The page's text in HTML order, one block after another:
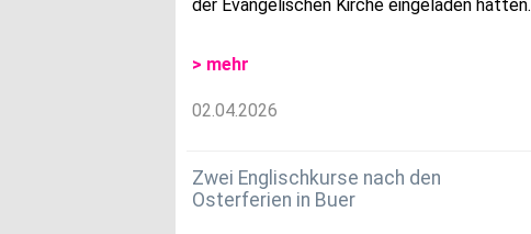
der Evangelischen Kirche eingeladen hatten.
> mehr
02.04.2026
Zwei Englischkurse nach den
Osterferien in Buer